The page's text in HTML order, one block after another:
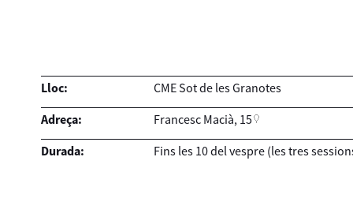
Lloc:
CME Sot de les Granotes
Adreça:
Francesc Macià, 15
Durada:
Fins les 10 del vespre (les tres